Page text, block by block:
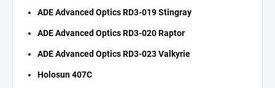
ADE Advanced Optics RD3-019 Stingray
ADE Advanced Optics RD3-020 Raptor
ADE Advanced Optics RD3-023 Valkyrie
Holosun 407C